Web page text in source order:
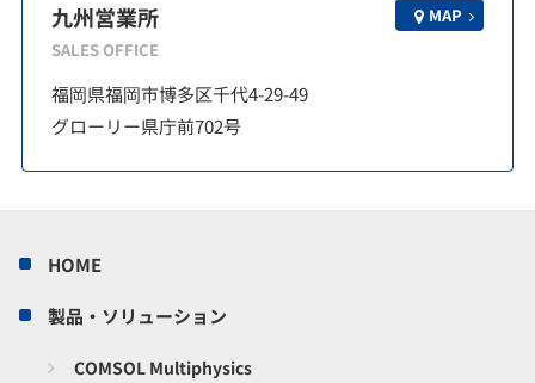
九州営業所
SALES OFFICE
MAP
福岡県福岡市博多区千代4-29-49
グローリー県庁前702号
HOME
製品・ソリューション
COMSOL Multiphysics